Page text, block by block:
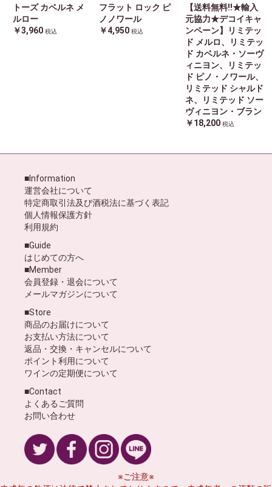
トーズ カベルネ メ
ルロー
￥3,960 税込
フラット ロック ピ
ノノワール
￥4,950 税込
【送料無料!!★輸入
元協力★デコイキャ
ンペーン】リミテッ
ド メルロ、リミテッ
ド カベルネ・ソーヴ
ィニヨン、リミテッ
ド ピノ・ノワール、
リミテッド シャルド
ネ、リミテッド ソー
ヴィニヨン・ブラン
￥18,200 税込
■Information
運営会社について
特定商取引法及び酒税法に基づく表記
個人情報保護方針
利用規約
■Guide
はじめての方へ
■Member
会員登録・退会について
メールマガジンについて
■Store
商品のお届けについて
お支払い方法について
返品・交換・キャンセルについて
ポイント利用について
ワインの定期便について
■Contact
よくあるご質問
お問い合わせ
※ご注意※